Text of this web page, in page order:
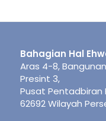
Bahagian Hal
Aras 4-8,
Presint 3,
Pusat Pentadbiran
62692 Wilayah